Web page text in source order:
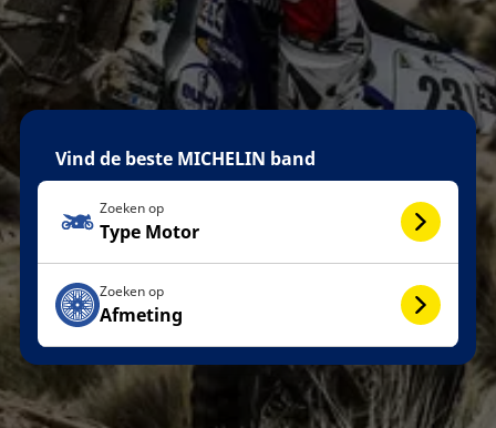
Vind de beste MICHELIN band
Zoeken op
Type Motor
Zoeken op
Afmeting